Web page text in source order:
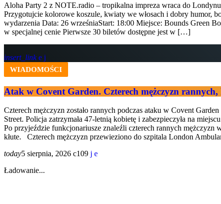
Aloha Party 2 z NOTE.radio – tropikalna impreza wraca do
Przygotujcie kolorowe koszule, kwiaty we włosach i dobry humor,
wydarzenia Data: 26 wrześniaStart: 18:00 Miejsce: Bounds Green
w specjalnej cenie Pierwsze 30 biletów dostępne jest w […]
insert_link
WIADOMOŚCI
Atak w Covent Garden. Czterech mężczyzn
Czterech mężczyzn zostało rannych podczas ataku w Covent
Street. Policja zatrzymała 47-letnią kobietę i zabezpieczyła na
Po przyjeździe funkcjonariusze znaleźli czterech rannych
kłute. Czterech mężczyzn przewieziono do szpitala London
today5 sierpnia, 2026
109
Ładowanie...